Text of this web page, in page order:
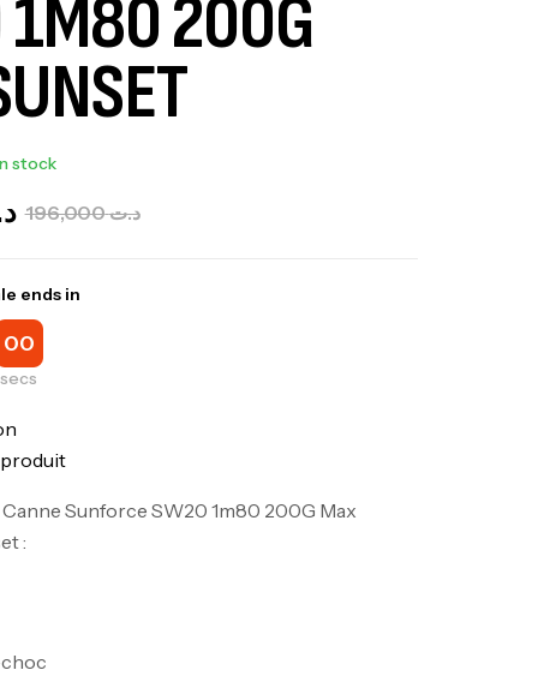
200G
stock
د.ت196,000
ends in
00
secs
Sunforce SW20 1m80 200G Max
: